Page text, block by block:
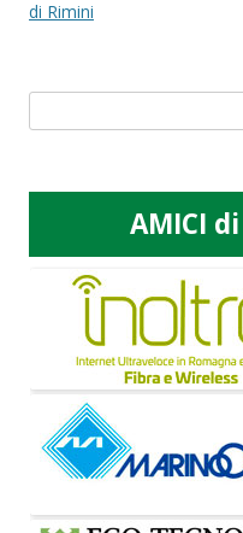
di Rimini
Ricerca
per:
AMICI di